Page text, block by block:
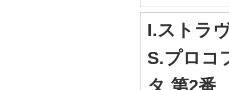
I.ストラ
S.プロコ
タ 第2番